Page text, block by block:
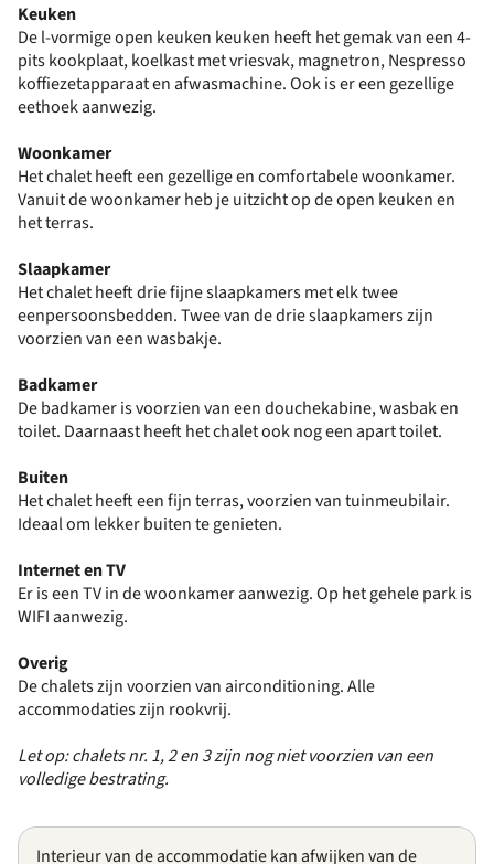
Keuken
De l-vormige open keuken keuken heeft het gemak van een 4-
pits kookplaat, koelkast met vriesvak, magnetron, Nespresso
koffiezetapparaat en afwasmachine. Ook is er een gezellige
eethoek aanwezig.
Woonkamer
Het chalet heeft een gezellige en comfortabele woonkamer.
Vanuit de woonkamer heb je uitzicht op de open keuken en
het terras.
Slaapkamer
Het chalet heeft drie fijne slaapkamers met elk twee
eenpersoonsbedden. Twee van de drie slaapkamers zijn
voorzien van een wasbakje.
Badkamer
De badkamer is voorzien van een douchekabine, wasbak en
toilet. Daarnaast heeft het chalet ook nog een apart toilet.
Buiten
Het chalet heeft een fijn terras, voorzien van tuinmeubilair.
Ideaal om lekker buiten te genieten.
Internet en TV
Er is een TV in de woonkamer aanwezig. Op het gehele park is
WIFI aanwezig.
Overig
De chalets zijn voorzien van airconditioning. Alle
accommodaties zijn rookvrij.
Let op: chalets nr. 1, 2 en 3 zijn nog niet voorzien van een
volledige bestrating.
Interieur van de accommodatie kan afwijken van de